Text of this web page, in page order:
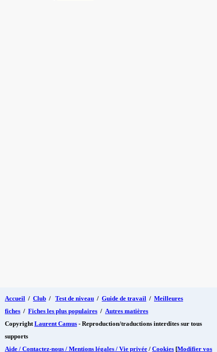
Accueil / Club / Test de niveau / Guide de travail / Meilleures
fiches / Fiches les plus populaires / Autres matières
Copyright Laurent Camus - Reproduction/traductions interdites sur tous
supports
Aide / Contactez-nous / Mentions légales / Vie privée / Cookies [Modifier vos